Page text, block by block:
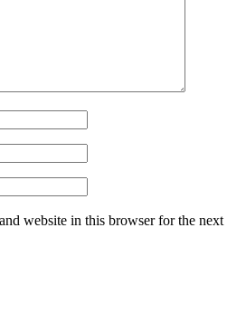
website in this browser for the next